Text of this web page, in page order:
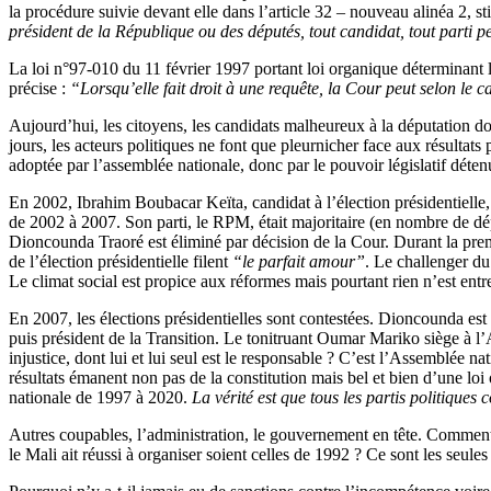
la procédure suivie devant elle dans l’article 32 – nouveau alinéa 2,
président de la République ou des députés, tout candidat, tout parti
La loi n°97-010 du 11 février 1997 portant loi organique
précise : “Lorsqu’elle fait droit à une requête, la Cour peut selon le
Aujourd’hui, les citoyens, les candidats malheureux à la députation
jours, les acteurs politiques ne font que pleurnicher face aux
adoptée par l’assemblée nationale, donc par le pouvoir législatif
En 2002, Ibrahim Boubacar Keïta, candidat à l’élection
de 2002 à 2007. Son parti, le RPM, était majoritaire (en nombre de
Dioncounda Traoré est éliminé par décision de la Cour. Durant la
de l’élection présidentielle filent “le parfait amour”. Le challenger
Le climat social est propice aux réformes mais pourtant rien n’est
En 2007, les élections présidentielles sont contestées. Dioncounda
puis président de la Transition. Le tonitruant Oumar Mariko siège à
injustice, dont lui et lui seul est le responsable ? C’est l’Assemblée
résultats émanent non pas de la constitution mais bel et bien d’une
nationale de 1997 à 2020. La vérité est que tous les partis politiques
Autres coupables, l’administration, le gouvernement en tête.
le Mali ait réussi à organiser soient celles de 1992 ? Ce sont les